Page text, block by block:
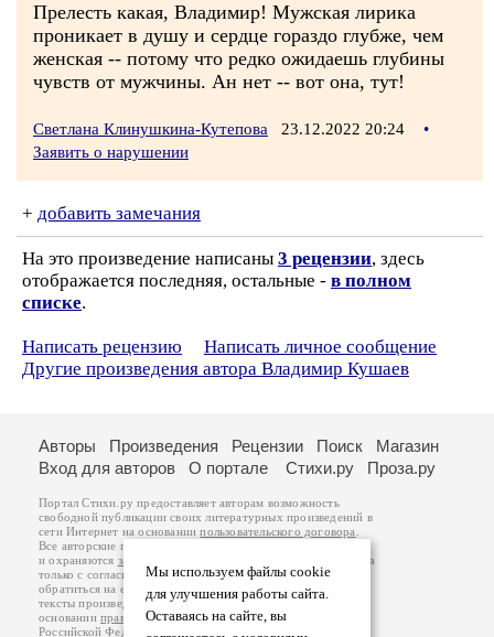
Прелесть какая, Владимир! Мужская лирика
проникает в душу и сердце гораздо глубже, чем
женская -- потому что редко ожидаешь глубины
чувств от мужчины. Ан нет -- вот она, тут!
Светлана Клинушкина-Кутепова 23.12.2022 20:24
•
Заявить о нарушении
+ добавить замечания
На это произведение написаны 3 рецензии, здесь
отображается последняя, остальные - в полном
списке.
Написать рецензию
Написать личное сообщение
Другие произведения автора Владимир Кушаев
Мы используем файлы cookie
для улучшения работы сайта.
Оставаясь на сайте, вы
Авторы Произведения Рецензии Поиск
Магазин
Вход для авторов
О портале Стихи.ру Проза.ру
Портал Стихи.ру предоставляет авторам возможность
свободной публикации своих литературных произведений в
сети Интернет на основаниипользовательского договора
Все авторские права на произведения принадлежат авторам
и охраняются законом
. Перепечатка произведений возможна
только с согласия его автора, к которому вы можете
обратиться на его авторской странице. Ответственность за
тексты произведений авторы несут самостоятельно на
основанииправил публикацииизаконодательства
Российской Федерации